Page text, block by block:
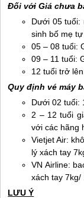
Đối với Giá chưa
Dưới 05 tuổi:
sinh bố mẹ tự
05 – 08 tuổi:
09 – 11 tuổi:
12 tuổi trở
Quy định vé máy
Dưới 02 tuổi:
2 – 12 tuổi
với các hãng
Vietjet Air:
lý xách tay
VN Airline:
xách tay 7kg/
LƯU Ý